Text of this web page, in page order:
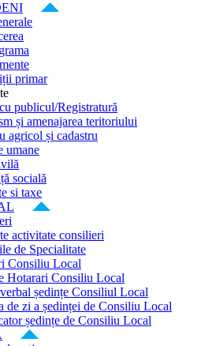
primar
publicul/Registratură
și amenajarea teritoriului
agricol și cadastru
umane
socială
si taxe
activitate consilieri
de Specialitate
Consiliu Local
Hotarari Consiliu Local
ședințe Consiliul Local
de zi a ședinței de Consiliu Local
ședințe de Consiliu Local